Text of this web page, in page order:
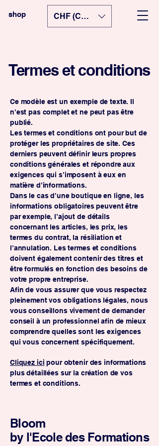
shop CHF (CHF)
Termes et conditions
Ce modèle est un exemple de texte. Il
n’est pas complet et ne peut pas être
publié.
Les termes et conditions ont pour but de
protéger les propriétaires de site. Ces
derniers peuvent définir leurs propres
conditions générales et répondre aux
exigences qui s’imposent à eux en
matière d’informations.
Dans le cas d’une boutique en ligne, les
informations obligatoires peuvent être
par exemple, l’ajout de détails
concernant les articles, les prix, les
termes du contrat, la résiliation et
l’annulation. Les termes et conditions
doivent également contenir des titres et
être formulés en fonction des besoins de
votre propre entreprise.
Afin de vous assurer que vous respectez
pleinement vos obligations légales, nous
vous conseillons vivement de demander
conseil à un professionnel afin de mieux
comprendre quelles sont les exigences
qui vous concernent spécifiquement.
Cliquez ici pour obtenir des informations
plus détaillées sur la création de vos
termes et conditions.
Bloom
by l'Ecole des Formations